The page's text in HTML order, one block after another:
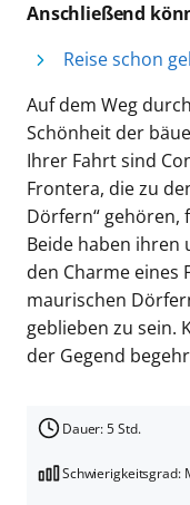
Anschließend
Reise schon
Auf dem Weg
Schönheit der
Ihrer Fahrt sind
Frontera, die zu
Dörfern“ gehören,
Beide haben ihren
den Charme eines
maurischen
geblieben zu sein.
der Gegend
Dauer: 5 Std.
Schwierigkeitsgrad: